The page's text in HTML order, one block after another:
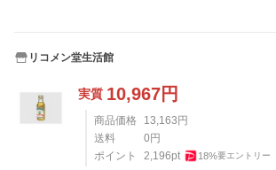
リコメン堂生活館
実質 10,967円
商品価格 13,163 円
送料
0 円
ポイント
2,196pt 18%要エントリー